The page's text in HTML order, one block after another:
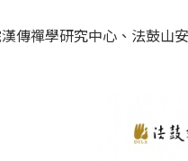
傳禪學研究中心、法鼓山